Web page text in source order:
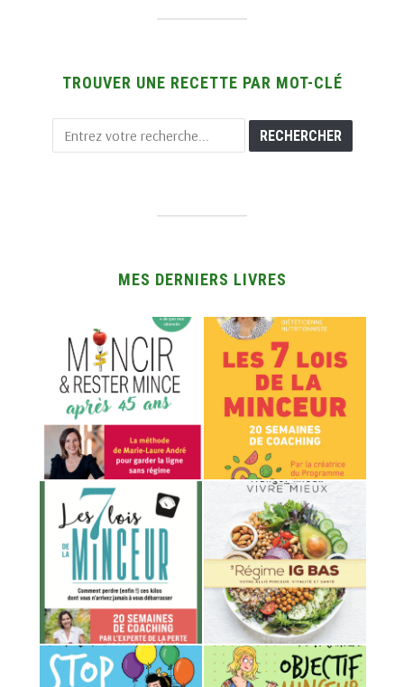
TROUVER UNE RECETTE PAR MOT-CLÉ
MES DERNIERS LIVRES